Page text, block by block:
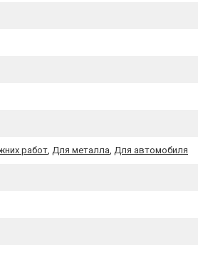
работ, Для металла, Для автомобиля